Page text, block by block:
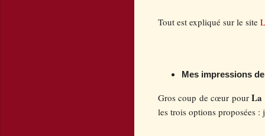
Tout est expliqué sur le site
Mes impressions
Gros coup de cœur pourLa
les trois options proposées